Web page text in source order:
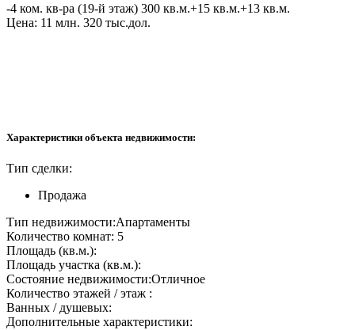
-4 ком. кв-ра (19-й этаж) 300 кв.м.+15 кв.м.+13 кв.м.
Цена: 11 млн. 320 тыс.дол.
Характеристики объекта недвижимости:
Тип сделки:
Продажа
Тип недвижимости:Апартаменты
Количество комнат: 5
Площадь (кв.м.):
Площадь участка (кв.м.):
Состояние недвижимости:Отличное
Количество этажей / этаж :
Ванных / душевых:
Дополнительные характеристики: